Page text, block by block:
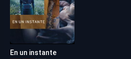
En un instante